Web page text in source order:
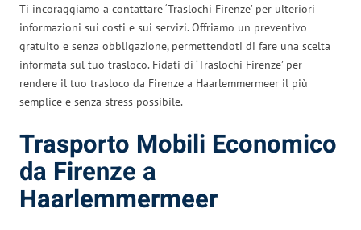
Ti incoraggiamo a contattare ‘Traslochi Firenze’ per ulteriori
informazioni sui costi e sui servizi. Offriamo un preventivo
gratuito e senza obbligazione, permettendoti di fare una scelta
informata sul tuo trasloco. Fidati di ‘Traslochi Firenze’ per
rendere il tuo trasloco da Firenze a Haarlemmermeer il più
semplice e senza stress possibile.
Trasporto Mobili Economico
da Firenze a
Haarlemmermeer